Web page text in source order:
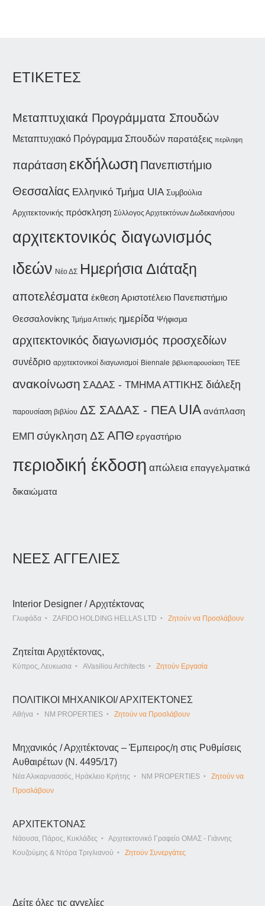
ΕΤΙΚΕΤΕΣ
Μεταπτυχιακά Προγράμματα Σπουδών
Μεταπτυχιακό Πρόγραμμα Σπουδών παρατάξεις περίληψη
παράταση εκδήλωση Πανεπιστήμιο
Θεσσαλίας Ελληνικό Τμήμα UIA Συμβούλια
Αρχιτεκτονικής πρόσκληση Σύλλογος Αρχιτεκτόνων Δωδεκανήσου
αρχιτεκτονικός διαγωνισμός
ιδεών Νέο ΔΣ Ημερήσια Διάταξη
αποτελέσματα έκθεση Αριστοτέλειο Πανεπιστήμιο
Θεσσαλονίκης Τμήμα Αττικής ημερίδα Ψήφισμα
αρχιτεκτονικός διαγωνισμός προσχεδίων
συνέδριο αρχιτεκτονικοί διαγωνισμοί Biennale βιβλιοπαρουσίαση ΤΕΕ
ανακοίνωση ΣΑΔΑΣ - ΤΜΗΜΑ ΑΤΤΙΚΗΣ διάλεξη
παρουσίαση βιβλίου ΔΣ ΣΑΔΑΣ - ΠΕΑ UIA ανάπλαση
ΕΜΠ σύγκληση ΔΣ ΑΠΘ εργαστήριο
περιοδική έκδοση απώλεια επαγγελματικά
δικαιώματα
ΝΕΕΣ ΑΓΓΕΛΙΕΣ
Interior Designer / Αρχιτέκτονας
Γλυφάδα ZAFIDO HOLDING HELLAS LTD Ζητούν να Προσλάβουν
Ζητείται Αρχιτέκτονας,
Κύπρος, Λευκωσια AVasiliou Architects Ζητούν Εργασία
ΠΟΛΙΤΙΚΟΙ ΜΗΧΑΝΙΚΟΙ/ ΑΡΧΙΤΕΚΤΟΝΕΣ
Αθήνα NM PROPERTIES Ζητούν να Προσλάβουν
Μηχανικός / Αρχιτέκτονας – Έμπειρος/η στις Ρυθμίσεις
Αυθαιρέτων (Ν. 4495/17)
Νέα Αλικαρνασσός, Ηράκλειο Κρήτης NM PROPERTIES
Ζητούν να
Προσλάβουν
ΑΡΧΙΤΕΚΤΟΝΑΣ
Νάουσα, Πάρος, Κυκλάδες
Αρχιτεκτονικό Γραφείο ΟΜΑΣ - Γιάννης
Κουζούμης & Ντόρα Τριγλιανού
Ζητούν Συνεργάτες
Δείτε όλες τις αγγελίες